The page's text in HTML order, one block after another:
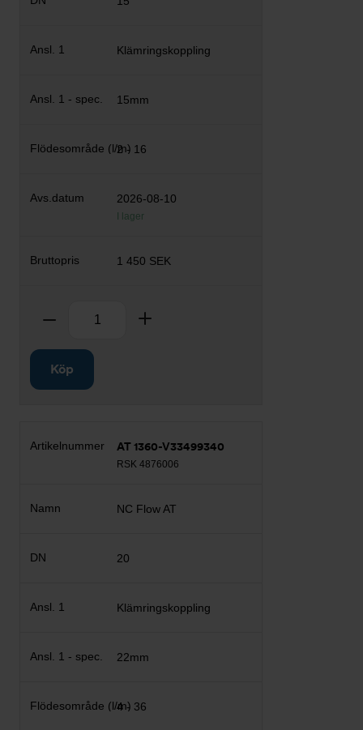
Klämringskoppling
15mm
2 - 16
2026-08-10
I lager
1 450 SEK
Ta bort
Köp
AT 1360-V33499340
RSK 4876006
NC Flow AT
20
Klämringskoppling
22mm
4 - 36